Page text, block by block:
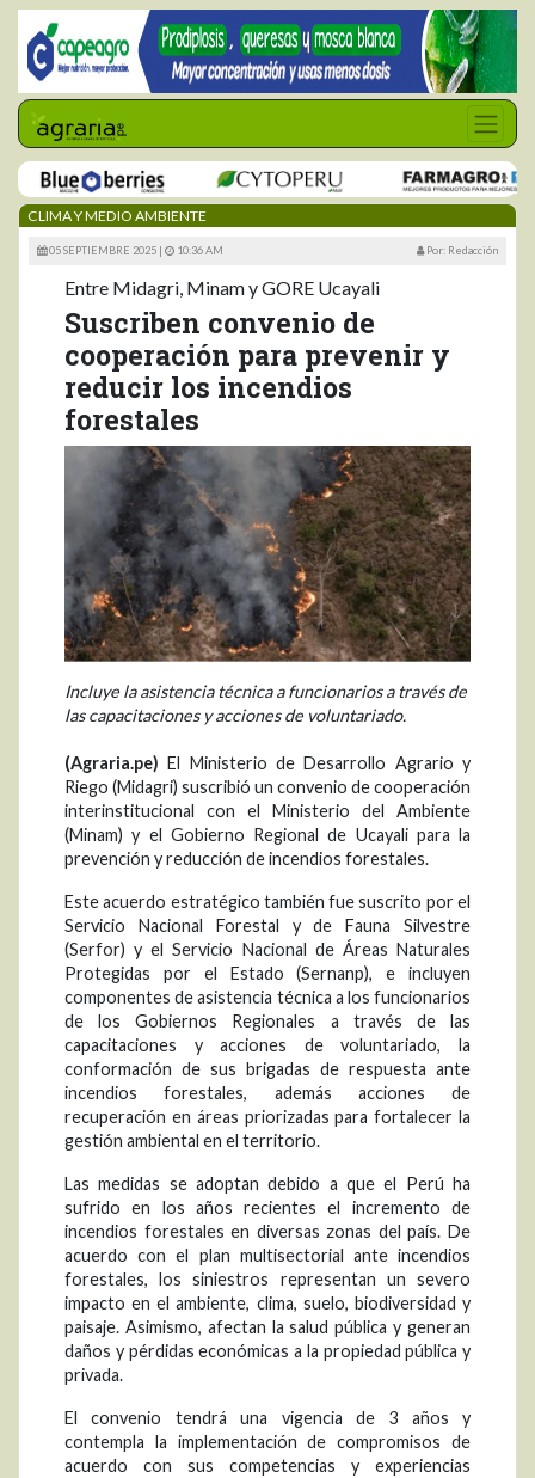
CLIMA Y MEDIO AMBIENTE
05 SEPTIEMBRE 2025 | 10:36 AM Por: Redacción
Entre Midagri, Minam y GORE Ucayali
Suscriben convenio de
cooperación para prevenir y
reducir los incendios
forestales
Incluye la asistencia técnica a funcionarios a través de
las capacitaciones y acciones de voluntariado.
(Agraria.pe) El Ministerio de Desarrollo Agrario y
Riego (Midagri) suscribió un convenio de cooperación
interinstitucional con el Ministerio del Ambiente
(Minam) y el Gobierno Regional de Ucayali para la
prevención y reducción de incendios forestales.
Este acuerdo estratégico también fue suscrito por el
Servicio Nacional Forestal y de Fauna Silvestre
(Serfor) y el Servicio Nacional de Áreas Naturales
Protegidas por el Estado (Sernanp), e incluyen
componentes de asistencia técnica a los funcionarios
de los Gobiernos Regionales a través de las
capacitaciones y acciones de voluntariado, la
conformación de sus brigadas de respuesta ante
incendios forestales, además acciones de
recuperación en áreas priorizadas para fortalecer la
gestión ambiental en el territorio.
Las medidas se adoptan debido a que el Perú ha
sufrido en los años recientes el incremento de
incendios forestales en diversas zonas del país. De
acuerdo con el plan multisectorial ante incendios
forestales, los siniestros representan un severo
impacto en el ambiente, clima, suelo, biodiversidad y
paisaje. Asimismo, afectan la salud pública y generan
daños y pérdidas económicas a la propiedad pública y
privada.
El convenio tendrá una vigencia de 3 años y
contempla la implementación de compromisos de
acuerdo con sus competencias y experiencias